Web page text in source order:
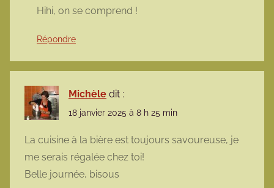
Hihi, on se comprend !
Répondre
Michèle dit :
18 janvier 2025 à 8 h 25 min
La cuisine à la bière est toujours savoureuse, je
me serais régalée chez toi!
Belle journée, bisous